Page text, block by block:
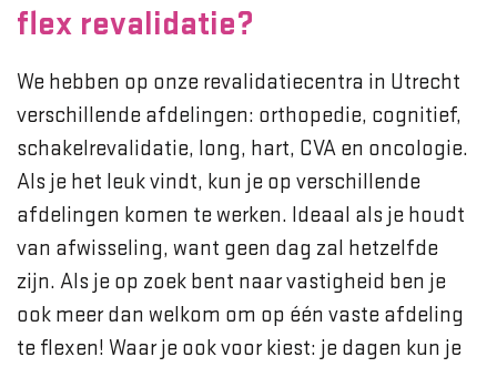
flex revalidatie?
We hebben op onze revalidatiecentra in Utrecht
verschillende afdelingen: orthopedie, cognitief,
schakelrevalidatie, long, hart, CVA en oncologie.
Als je het leuk vindt, kun je op verschillende
afdelingen komen te werken. Ideaal als je houdt
van afwisseling, want geen dag zal hetzelfde
zijn. Als je op zoek bent naar vastigheid ben je
ook meer dan welkom om op één vaste afdeling
te flexen! Waar je ook voor kiest: je dagen kun je